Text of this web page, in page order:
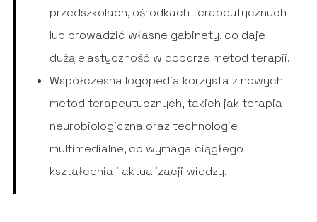
przedszkolach, ośrodkach terapeutycznych
lub prowadzić własne gabinety, co daje
dużą elastyczność w doborze metod terapii.
Współczesna logopedia korzysta z nowych
metod terapeutycznych, takich jak terapia
neurobiologiczna oraz technologie
multimedialne, co wymaga ciągłego
kształcenia i aktualizacji wiedzy.